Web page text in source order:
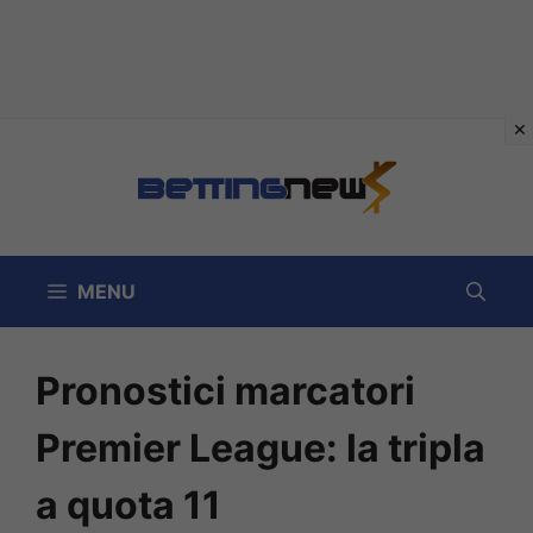
MENU
Pronostici marcatori
Premier League: la tripla
a quota 11